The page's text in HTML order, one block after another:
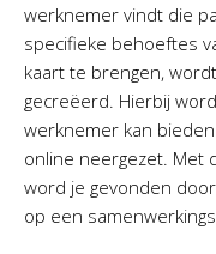
werknemer vindt die
specifieke behoeftes
kaart te brengen,
gecreëerd. Hierbij
werknemer kan
online neergezet. Met
word je gevonden
op een